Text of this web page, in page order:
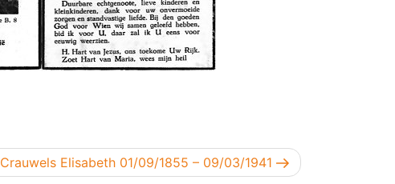
Volgend bericht
Crauwels Elisabeth 01/09/1855 – 09/03/1941